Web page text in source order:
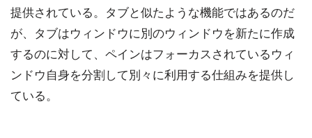
提供されている。タブと似たような機能ではあるのだ
が、タブはウィンドウに別のウィンドウを新たに作成
するのに対して、ペインはフォーカスされているウィ
ンドウ自身を分割して別々に利用する仕組みを提供し
ている。